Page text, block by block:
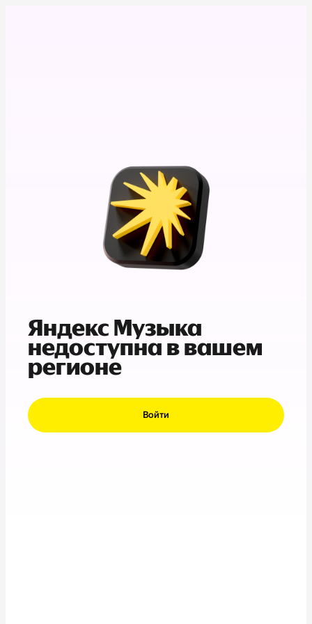
Яндекс Музыка
недоступна в вашем
регионе
Войти